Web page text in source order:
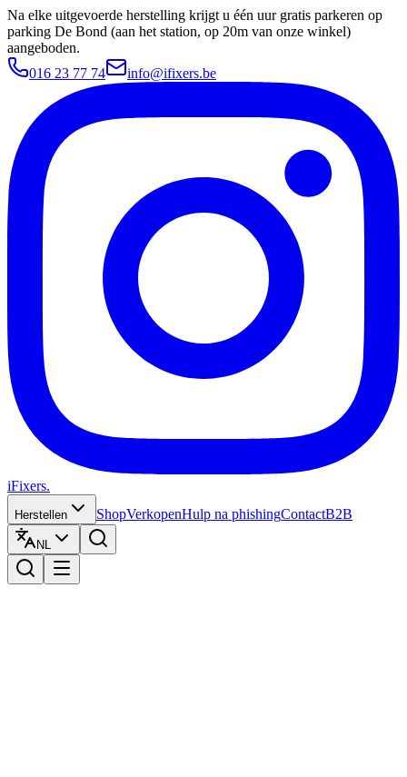
Na elke uitgevoerde herstelling krijgt u één uur gratis parkeren op
parking De Bond (aan het station, op 20m van onze winkel)
aangeboden.
016 23 77 74
info@ifixers.be
iFixers.
Herstellen ShopVerkopenHulp na phishingContactB2B
NL